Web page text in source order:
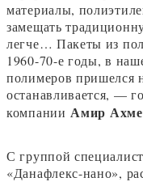
материалы,
замещать
легче… Пакеты из
1960-70-е годы, в
полимеров пришелся
останавливается, —
компании Амир
С группой
«Данафлекс-нано»,